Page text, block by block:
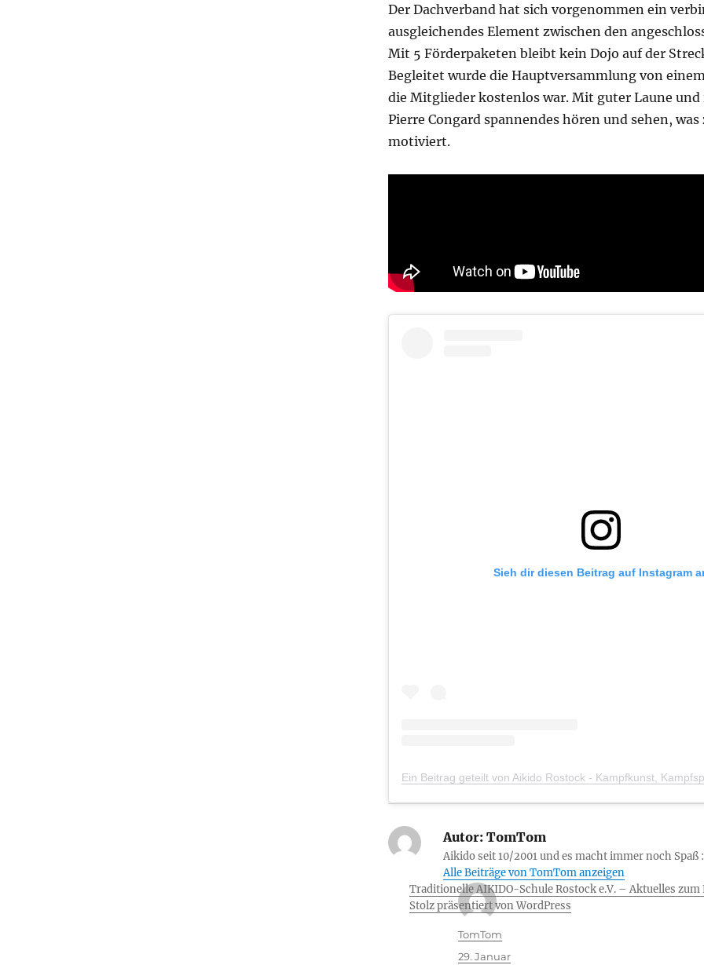
Der Dachverband hat sich vorgenommen ein
ausgleichendes Element zwischen den
Mit 5 Förderpaketen bleibt kein Dojo auf der
Begleitet wurde die Hauptversammlung von
die Mitglieder kostenlos war. Mit guter Laune
Pierre Congard spannendes hören und sehen,
motiviert.
Sieh dir diesen Beitrag auf Instagram
Autor: TomTom
Aikido seit 10/2001 und es macht immer noch Spaß
Alle Beiträge von TomTom anzeigen
Autor
TomTom
Veröffentlicht
29. Januar
Traditionelle AIKIDO-Schule Rostock e.V. – Aktuelles
Stolz präsentiert von WordPress